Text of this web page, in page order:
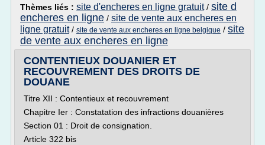
Thèmes liés : site d'encheres en ligne gratuit/ site d
encheres en ligne / site de vente aux encheres en
ligne gratuit/ site de vente aux encheres en ligne belgique / site
de vente aux encheres en ligne
CONTENTIEUX DOUANIER ET
RECOUVREMENT DES DROITS DE
DOUANE
Titre XII : Contentieux et recouvrement
Chapitre Ier : Constatation des infractions douanières
Section 01 : Droit de consignation.
Article 322 bis